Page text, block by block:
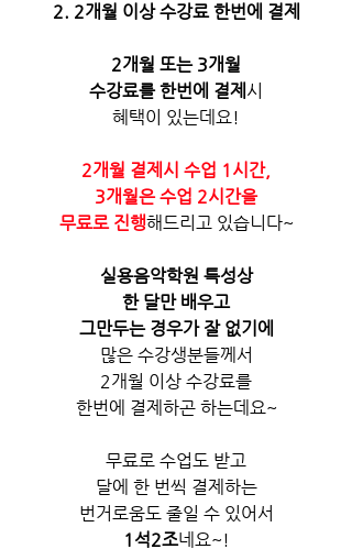
2. 2개월 이상 수강료 한번에 결제
2개월 또는 3개월
수강료를 한번에 결제 시
혜택이 있는데요!
2개월 결제시 수업 1시간,
3개월은 수업 2시간을
무료로 진행해드리고 있습니다~
실용음악학원 특성상
한 달만 배우고
그만두는 경우가 잘 없기에
많은 수강생분들께서
2개월 이상 수강료를
한번에 결제하곤 하는데요~
무료로 수업도 받고
달에 한 번씩 결제하는
번거로움도 줄일 수 있어서
1석2조네요~!